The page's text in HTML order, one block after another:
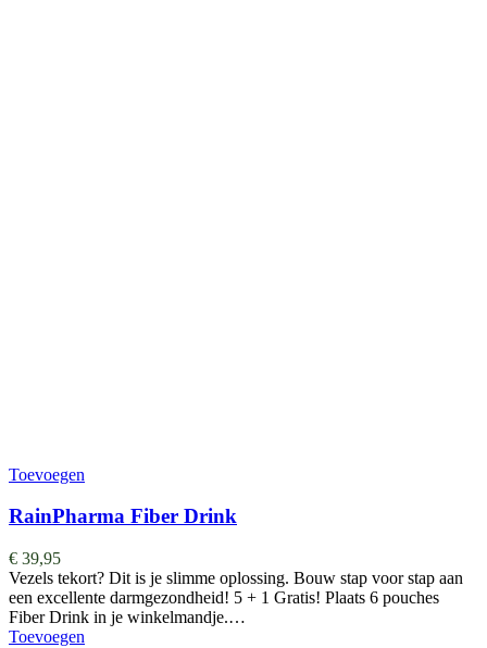
Toevoegen
RainPharma Fiber Drink
€ 39,95
Vezels tekort? Dit is je slimme oplossing. Bouw stap voor stap aan
een excellente darmgezondheid! 5 + 1 Gratis! Plaats 6 pouches
Fiber Drink in je winkelmandje.…
Toevoegen